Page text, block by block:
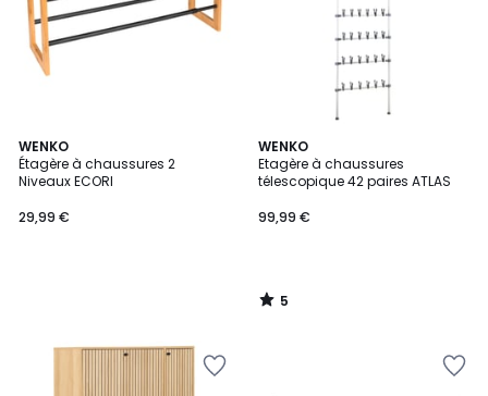
WENKO
Étagère à chaussures 2
Niveaux ECORI
29,99 €
WENKO
Etagère à chaussures
télescopique 42 paires ATLAS
99,99 €
5
/
5
5
/